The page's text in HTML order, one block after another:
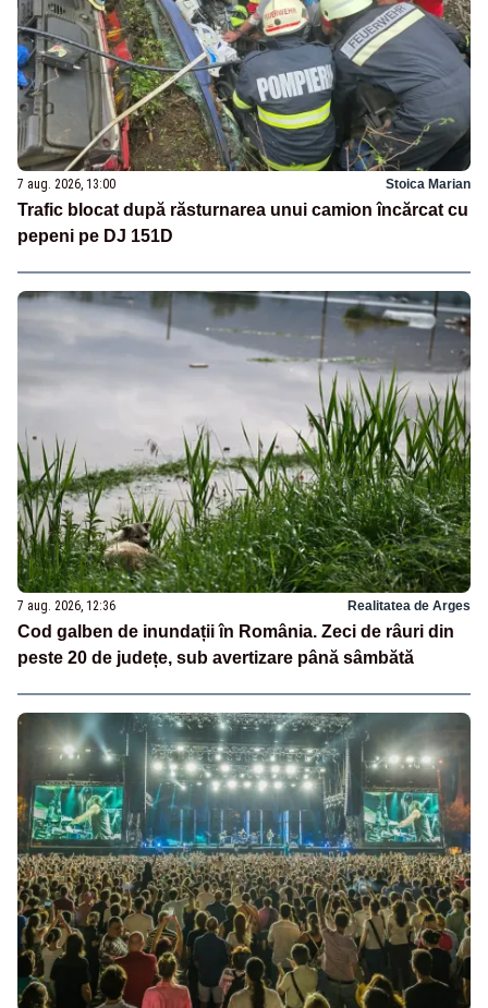
7 aug. 2026, 13:00 Stoica Marian
Trafic blocat după răsturnarea unui camion încărcat cu
pepeni pe DJ 151D
7 aug. 2026, 12:36 Realitatea de Arges
Cod galben de inundații în România. Zeci de râuri din
peste 20 de județe, sub avertizare până sâmbătă